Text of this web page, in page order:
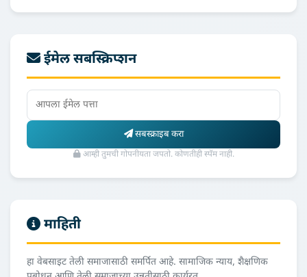
ईमेल सबस्क्रिप्शन
सबस्क्राइब करा
आम्ही तुमची गोपनीयता जपतो. कोणतीही स्पॅम नाही.
माहिती
हा वेबसाइट तेली समाजासाठी समर्पित आहे. सामाजिक न्याय, शैक्षणिक